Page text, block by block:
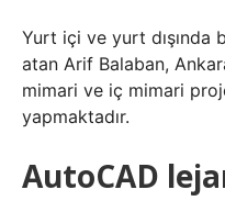
Yurt içi ve yurt dışında
atan Arif Balaban,
mimari ve iç mimari
yapmaktadır.
AutoCAD